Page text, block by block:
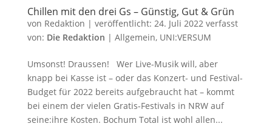
Chillen mit den drei Gs – Günstig, Gut & Grün
von Redaktion | veröffentlicht: 24. Juli 2022 verfasst
von: Die Redaktion | Allgemein, UNI:VERSUM
Umsonst! Draussen! Wer Live-Musik will, aber
knapp bei Kasse ist – oder das Konzert- und Festival-
Budget für 2022 bereits aufgebraucht hat – kommt
bei einem der vielen Gratis-Festivals in NRW auf
seine:ihre Kosten. Bochum Total ist wohl allen...